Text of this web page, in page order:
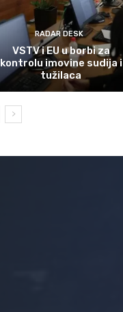
RADAR DESK
VSTV i EU u borbi za
kontrolu imovine sudija i
tužilaca